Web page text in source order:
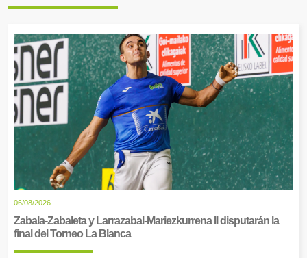
06/08/2026
Zabala-Zabaleta y Larrazabal-Mariezkurrena II disputarán la
final del Torneo La Blanca